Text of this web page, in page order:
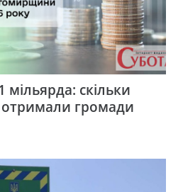
скільки
громади